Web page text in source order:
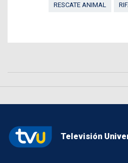
RESCATE ANIMAL
Televisión